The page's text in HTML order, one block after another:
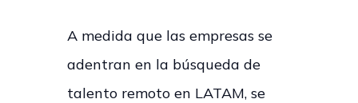
A medida que las empresas se
adentran en la búsqueda de
talento remoto en LATAM, se